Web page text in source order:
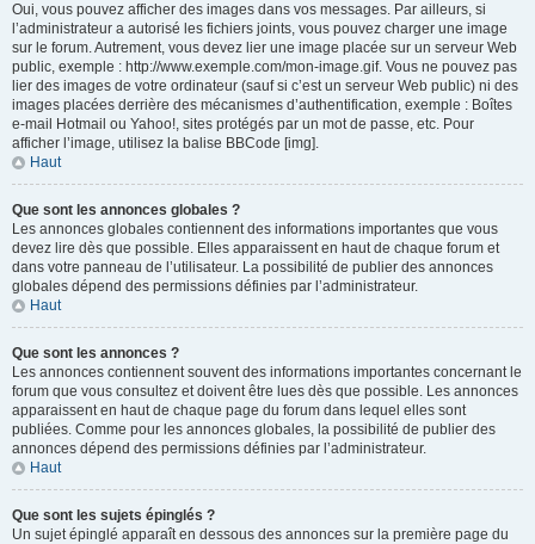
Oui, vous pouvez afficher des images dans vos messages. Par ailleurs, si
l’administrateur a autorisé les fichiers joints, vous pouvez charger une image
sur le forum. Autrement, vous devez lier une image placée sur un serveur Web
public, exemple : http://www.exemple.com/mon-image.gif. Vous ne pouvez pas
lier des images de votre ordinateur (sauf si c’est un serveur Web public) ni des
images placées derrière des mécanismes d’authentification, exemple : Boîtes
e-mail Hotmail ou Yahoo!, sites protégés par un mot de passe, etc. Pour
afficher l’image, utilisez la balise BBCode [img].
Haut
Que sont les annonces globales ?
Les annonces globales contiennent des informations importantes que vous
devez lire dès que possible. Elles apparaissent en haut de chaque forum et
dans votre panneau de l’utilisateur. La possibilité de publier des annonces
globales dépend des permissions définies par l’administrateur.
Haut
Que sont les annonces ?
Les annonces contiennent souvent des informations importantes concernant le
forum que vous consultez et doivent être lues dès que possible. Les annonces
apparaissent en haut de chaque page du forum dans lequel elles sont
publiées. Comme pour les annonces globales, la possibilité de publier des
annonces dépend des permissions définies par l’administrateur.
Haut
Que sont les sujets épinglés ?
Un sujet épinglé apparaît en dessous des annonces sur la première page du